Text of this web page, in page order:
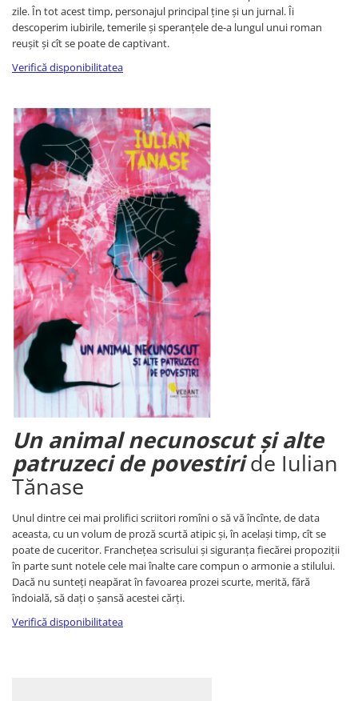
Istoria romanilor
Istorie
Istorie antica, medievala si
moderna
Istorie sociala si culturala
Mari puteri ale lumii
Primul Razboi Mondial
Servicii secrete
Limbi straine
Dictionare
Ghiduri de conversatie
Gramatica
Invatarea limbilor straine
Parenting si familie
Dezvoltare personala (familie)
Mama si copilul
Relatii de familie si sanatate
Psihologie, Pedagogie si
Dezvoltare Personala
Pedagogie
Psihologia copilului si dezvoltarii
Psihologia emotiilor
Psihologie cognitiva si a emotiilor
Psihologie pentru parinti
Psihologie practica
Psihologie si Psihoterapie
Teste de inteligenta
Religie
zile. În tot acest timp, personajul principal ține și un jurnal. Îi
descoperim iubirile, temerile și speranțele de-a lungul unui roman
reușit și cît se poate de captivant.
Verifică disponibilitatea
Un animal necunoscut și alte
patruzeci de povestiride Iulian
Tănase
Unul dintre cei mai prolifici scriitori romîni o să vă încînte, de data
aceasta, cu un volum de proză scurtă atipic și, în același timp, cît se
poate de cuceritor. Franchețea scrisului și siguranța fiecărei propoziții
în parte sunt notele cele mai înalte care compun o armonie a stilului.
Dacă nu sunteți neapărat în favoarea prozei scurte, merită, fără
îndoială, să dați o șansă acestei cărți.
Verifică disponibilitatea